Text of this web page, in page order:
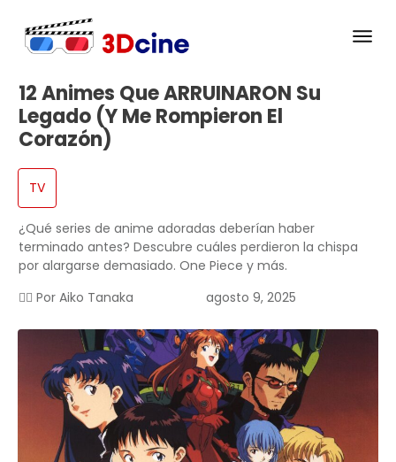
12 Animes Que ARRUINARON Su
Legado (y Me Rompieron El
Corazón)
TV
¿Qué series de anime adoradas deberían haber
terminado antes? Descubre cuáles perdieron la chispa
por alargarse demasiado. One Piece y más.
✍🏻 Por Aiko Tanaka agosto 9, 2025